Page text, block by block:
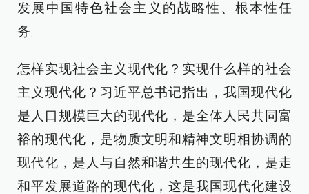
发展中国特色社会主义的战略性、根本性任
务。
怎样实现社会主义现代化？实现什么样的社会
主义现代化？习近平总书记指出，我国现代化
是人口规模巨大的现代化，是全体人民共同富
裕的现代化，是物质文明和精神文明相协调的
现代化，是人与自然和谐共生的现代化，是走
和平发展道路的现代化，这是我国现代化建设